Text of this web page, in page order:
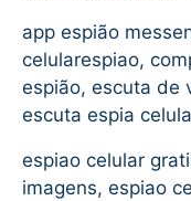
app espião
celularespiao,
espião, escuta de
escuta espia
espiao celular
imagens, espiao